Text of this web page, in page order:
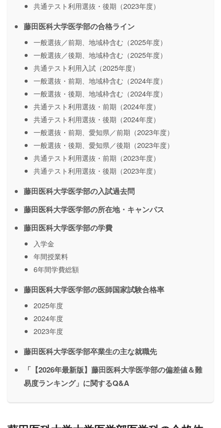
共通テスト利用選抜・後期（2023年度）
藤田医科大学医学部の合格ライン
一般選抜／前期、地域枠含む（2025年度）
一般選抜／後期、地域枠含む（2025年度）
共通テスト利用入試（2025年度）
一般選抜・前期、地域枠含む（2024年度）
一般選抜・後期、地域枠含む（2024年度）
共通テスト利用選抜・前期（2024年度）
共通テスト利用選抜・後期（2024年度）
一般選抜・前期、愛知県／前期（2023年度）
一般選抜・後期、愛知県／後期（2023年度）
共通テスト利用選抜・前期（2023年度）
共通テスト利用選抜・後期（2023年度）
藤田医科大学医学部の入試過去問
藤田医科大学医学部の所在地・キャンパス
藤田医科大学医学部の学費
入学金
年間授業料
6年間学費総額
藤田医科大学医学部の医師国家試験合格率
2025年度
2024年度
2023年度
藤田医科大学医学部卒業生の主な就職先
「【2026年最新版】藤田医科大学医学部の偏差値＆難
易度ランキング」に関するQ&A